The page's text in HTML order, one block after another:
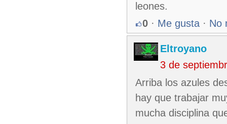
leones.
0 · Me gusta · No
Eltroyano
3 de
Arriba los azules
hay que trabajar
mucha disciplina